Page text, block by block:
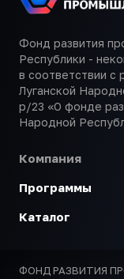
Фонд развития
Республики -
в соответствии с
Луганской
р/23 «О фонде
Народной
Компания
Программы
Каталог
ФОНД РАЗВИТИЯ